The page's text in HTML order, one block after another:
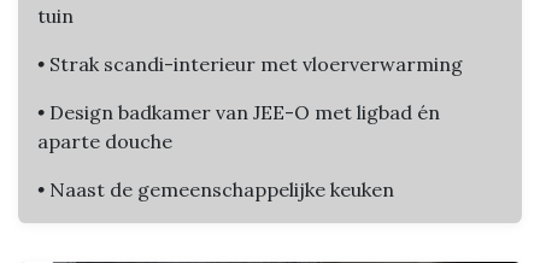
tuin
• Strak scandi-interieur met vloerverwarming
• Design badkamer van JEE-O met ligbad én
aparte douche
• Naast de gemeenschappelijke keuken